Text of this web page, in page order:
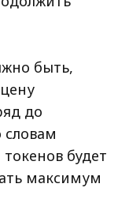
быть,
до
будет
максимум